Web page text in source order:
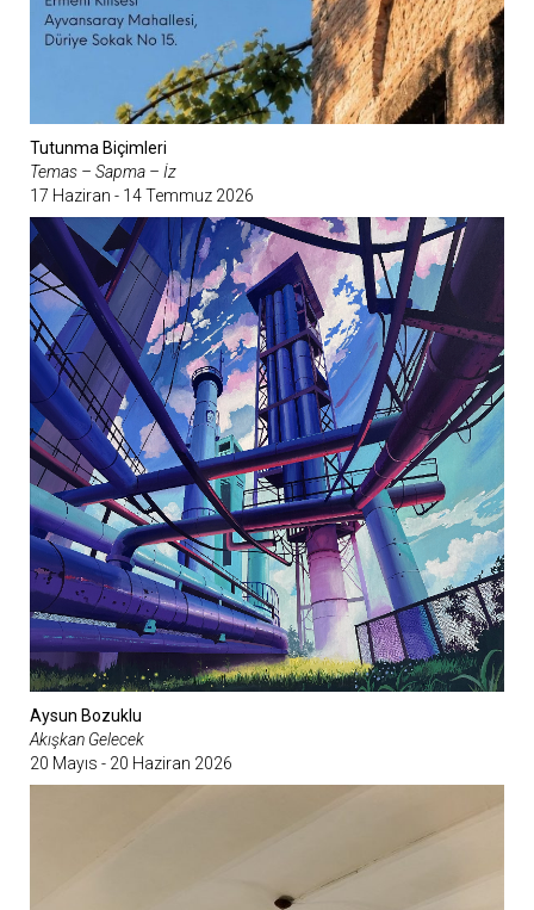
Tutunma Biçimleri
Temas – Sapma – İz
17 Haziran - 14 Temmuz 2026
Aysun Bozuklu
Akışkan Gelecek
20 Mayıs - 20 Haziran 2026